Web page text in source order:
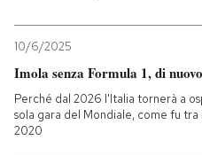
NEWSLETTER
I MIEI PREFERITI
10/6/2025
Imola senza Formula 1, di nuovo
Perché dal 2026 l'Italia tornerà a
sola gara del Mondiale, come fu
2020